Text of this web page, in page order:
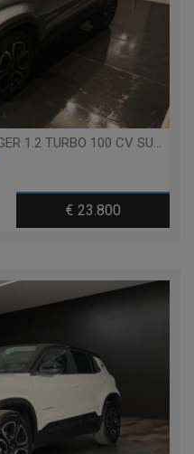
AVENGER 1.2 TURBO 100 CV SUMMIT
€ 23.800